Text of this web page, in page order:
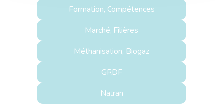
Formation, Compétences
Marché, Filières
Méthanisation, Biogaz
GRDF
Natran